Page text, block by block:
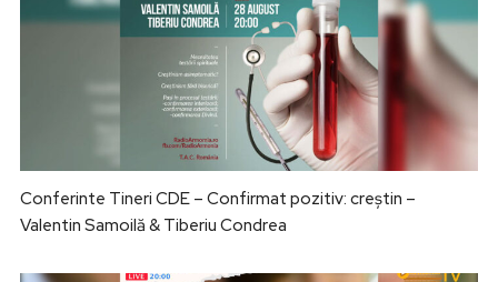
Conferinte Tineri CDE – Confirmat pozitiv: creștin –
Valentin Samoilă & Tiberiu Condrea